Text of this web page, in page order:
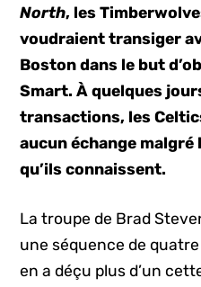
North, les
voudraient transiger
Boston dans le but
Smart. À quelques
transactions, les
aucun échange malgré
qu’ils connaissent.
La troupe de Brad
une séquence de
en a déçu plus d’un